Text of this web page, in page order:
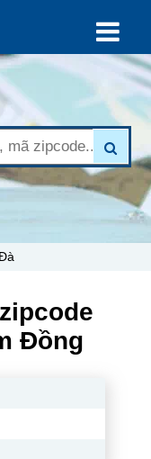
Đồng